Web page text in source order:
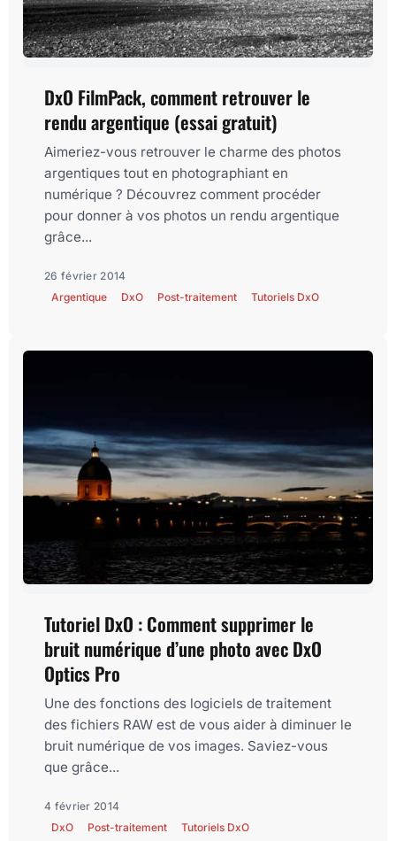
DxO FilmPack, comment retrouver le
rendu argentique (essai gratuit)
Aimeriez-vous retrouver le charme des photos
argentiques tout en photographiant en
numérique ? Découvrez comment procéder
pour donner à vos photos un rendu argentique
grâce...
26 février 2014
Argentique
DxO Post-traitement Tutoriels DxO
Tutoriel DxO : Comment supprimer le
bruit numérique d’une photo avec DxO
Optics Pro
Une des fonctions des logiciels de traitement
des fichiers RAW est de vous aider à diminuer le
bruit numérique de vos images. Saviez-vous
que grâce...
4 février 2014
DxO
Post-traitement Tutoriels DxO